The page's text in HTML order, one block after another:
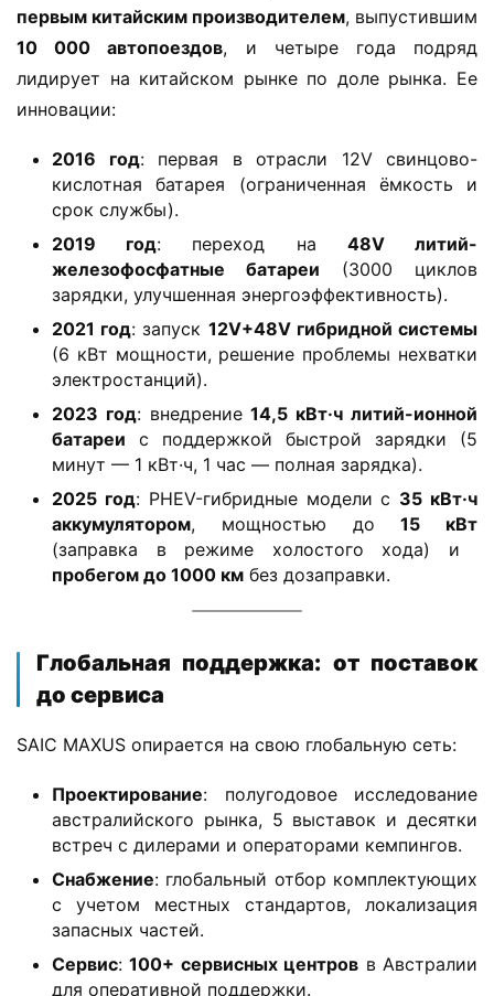
Д
м
​первым китайским производителем​​, выпустившим
​10 000 автопоездов​​, и четыре года подряд
лидирует на китайском рынке по доле рынка. Ее
инновации:
​2016 год​​: первая в отрасли 12V свинцово-
кислотная батарея (ограниченная ёмкость и
срок службы).
​2019 год​​: переход на ​ ​48V литий-
железофосфатные батареи​ ​ (3000 циклов
зарядки, улучшенная энергоэффективность).
​2021 год​​: запуск ​ ​12V+48V гибридной системы​
(6 кВт мощности, решение проблемы нехватки
электростанций).
​2023 год​​: внедрение ​​14,5 кВт·ч литий-ионной
батареи​ ​ с поддержкой быстрой зарядки (5
минут — 1 кВт·ч, 1 час — полная зарядка).
​2025 год​​: PHEV-гибридные модели с ​ ​35 кВт·ч
аккумулятором​​, мощностью до ​​15 кВт​
(заправка в режиме холостого хода) и ​
пробегом до 1000 км​ ​ без дозаправки.
​Глобальная поддержка: от поставок
до сервиса​
SAIC MAXUS опирается на свою глобальную сеть:
​Проектирование​​: полугодовое исследование
австралийского рынка, 5 выставок и десятки
встреч с дилерами и операторами кемпингов.
​Снабжение​​: глобальный отбор комплектующих
с учетом местных стандартов, локализация
запасных частей.
​Сервис​​: ​​100+ сервисных центров​ ​ в Австралии
для оперативной поддержки.